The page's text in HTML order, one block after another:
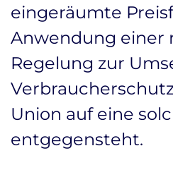
eingeräumte
Anwendung einer
Regelung zur
Union auf eine
entgegensteht.